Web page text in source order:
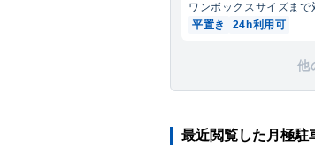
ワンボックスサイズまで
平置き
24h利用可
他
最近閲覧した月極駐